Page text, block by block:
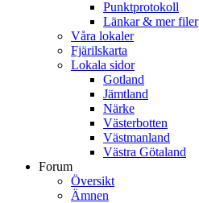
Punktprotokoll
Länkar & mer filer
Våra lokaler
Fjärilskarta
Lokala sidor
Gotland
Jämtland
Närke
Västerbotten
Västmanland
Västra Götaland
Forum
Översikt
Ämnen